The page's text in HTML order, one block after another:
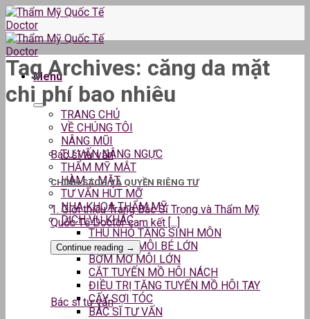
Skip
to
content
Menu
TRANG CHỦ
VỀ CHÚNG TÔI
NÂNG MŨI
TƯ VẤN NÂNG NGỰC
THẨM MỸ MẮT
HÀM – MẶT
TƯ VẤN HÚT MỠ
NHA KHOA THẨM MỸ
DỊCH VỤ KHÁC
THU NHỎ TẦNG SINH MÔN
THU GỌN MÔI BÉ LỚN
BƠM MỠ MÔI LỚN
CẮT TUYẾN MỒ HÔI NÁCH
ĐIỀU TRỊ TĂNG TUYẾN MỒ HÔI TAY
CẤY SỢI TÓC
BÁC SĨ TƯ VẤN
Tag Archives: căng da mặt
chi phí bao nhiêu
Bác sĩ tư vấn
CHÍNH SÁCH VÀ QUYỀN RIÊNG TƯ
1. Giới thiệu Trang Bác Sĩ Trọng và Thẩm Mỹ
Quốc Tế Doctor cam kết [...]
Continue reading →
Bác sĩ tư vấn